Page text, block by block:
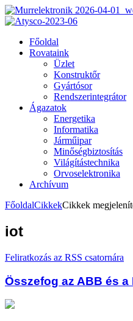
Főoldal
Rovataink
Üzlet
Konstruktőr
Gyártósor
Rendszerintegrátor
Ágazatok
Energetika
Informatika
Járműipar
Minőségbiztosítás
Világítástechnika
Orvoselektronika
Archívum
FőoldalCikkekCikkek
iot
Feliratkozás az RSS csatornára
Összefog az ABB és